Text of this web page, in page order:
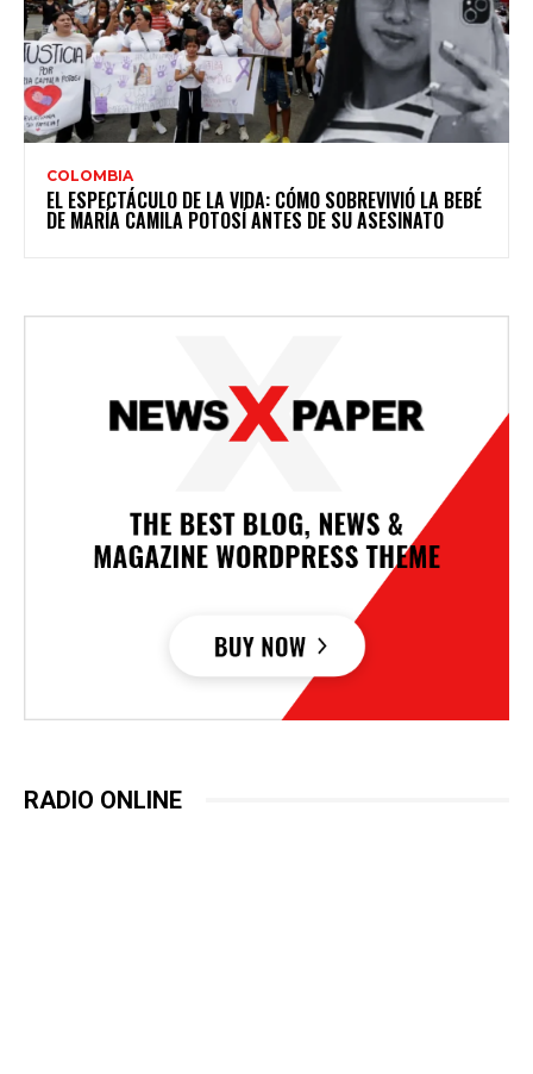
COLOMBIA
EL ESPECTÁCULO DE LA VIDA: CÓMO SOBREVIVIÓ LA BEBÉ
DE MARÍA CAMILA POTOSÍ ANTES DE SU ASESINATO
RADIO ONLINE